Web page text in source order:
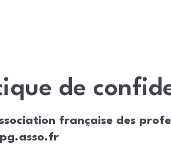
de
française des